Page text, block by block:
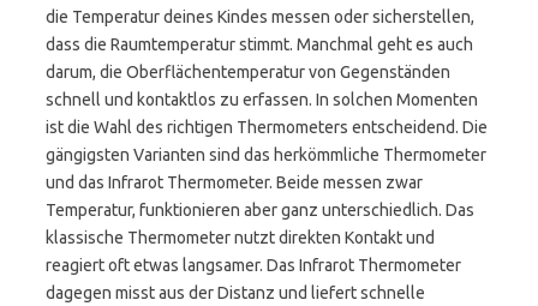
die Temperatur deines Kindes messen oder sicherstellen,
dass die Raumtemperatur stimmt. Manchmal geht es auch
darum, die Oberflächentemperatur von Gegenständen
schnell und kontaktlos zu erfassen. In solchen Momenten
ist die Wahl des richtigen Thermometers entscheidend. Die
gängigsten Varianten sind das herkömmliche Thermometer
und das Infrarot Thermometer. Beide messen zwar
Temperatur, funktionieren aber ganz unterschiedlich. Das
klassische Thermometer nutzt direkten Kontakt und
reagiert oft etwas langsamer. Das Infrarot Thermometer
dagegen misst aus der Distanz und liefert schnelle